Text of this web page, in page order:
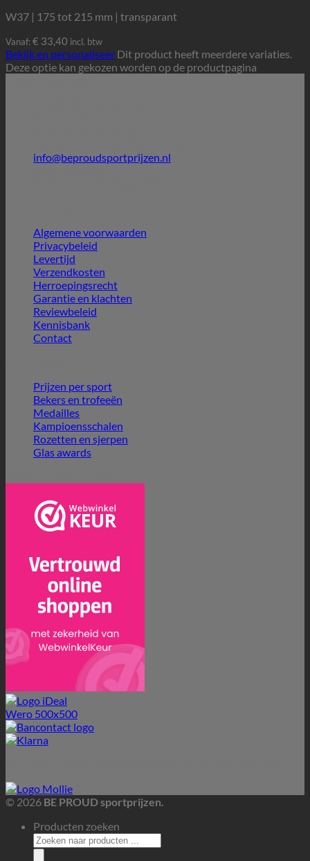
W37 | 175 tot 215 mm | transparant
Vanaf: € 33,40 incl. btw
Bekijk en personaliseer Dit product heeft meerdere variaties.
Deze optie kan gekozen worden op de productpagina
info@beproudsportprijzen.nl
Algemene voorwaarden
Privacybeleid
Levertijd
Verzendkosten
Herroepingsrecht
Garantie en klachten
Reviewbeleid
Kennisbank
Contact
Prijzen per sport
Bekers en trofeeën
Medailles
Kampioensschalen
Rozetten en sjerpen
Glas awards
© 2026 BE PROUD sportprijzen.
Producten zoeken